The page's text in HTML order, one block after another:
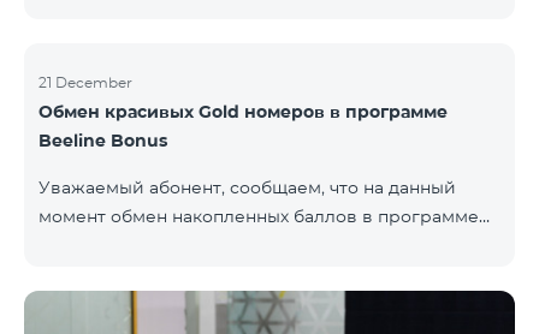
21 December
Обмен красивых Gold номеров в программе
Beeline Bonus
Уважаемый абонент, сообщаем, что на данный
момент обмен накопленных баллов в программе
категорий: Nickel, Bronze, Silver, Platinum.